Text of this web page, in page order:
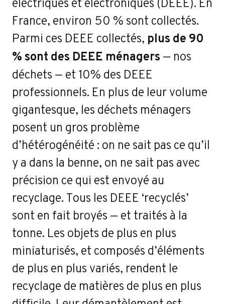
France, environ 50 % sont collectés.
Parmi ces DEEE collectés, plus de 90
% sont des DEEE ménagers — nos
déchets — et 10% des DEEE
professionnels. En plus de leur volume
gigantesque, les déchets ménagers
posent un gros problème
d’hétérogénéité : on ne sait pas ce qu’il
y a dans la benne, on ne sait pas avec
précision ce qui est envoyé au
recyclage. Tous les DEEE ‘recyclés’
sont en fait broyés — et traités à la
tonne. Les objets de plus en plus
miniaturisés, et composés d’éléments
de plus en plus variés, rendent le
recyclage de matières de plus en plus